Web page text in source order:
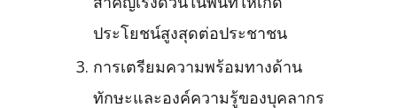
สำคัญเร่งด่วนในพื้นที่ให้เกิด
ประโยชน์สูงสุดต่อประชาชน
การเตรียมความพร้อมทางด้าน
ทักษะและองค์ความรู้ของบุคลากร